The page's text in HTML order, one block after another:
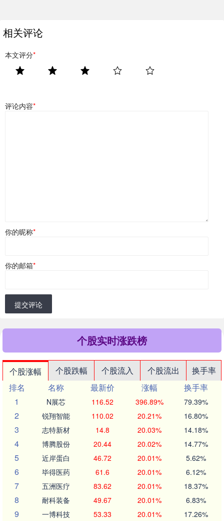
相关评论
本文评分*
评论内容*
你的昵称*
你的邮箱*
提交评论
个股实时涨跌榜
个股涨幅 个股跌幅 个股流入 个股流出
换手率
排名
名称 最新价 涨幅
换手率
1
N展芯 116.52 396.89% 79.39%
2 锐翔智能 110.02 20.21% 16.80%
3 志特新材 14.8 20.03% 14.18%
4 博腾股份 20.44 20.02% 14.77%
5 近岸蛋白 46.72 20.01% 5.62%
6 毕得医药 61.6 20.01% 6.12%
7 五洲医疗 83.62 20.01% 18.37%
8 耐科装备 49.67 20.01% 6.83%
9 一博科技 53.33 20.01% 17.26%